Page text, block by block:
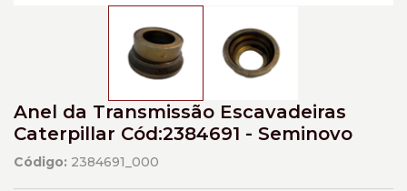
Anel da Transmissão Escavadeiras
Caterpillar Cód:2384691 - Seminovo
Código: 2384691_000